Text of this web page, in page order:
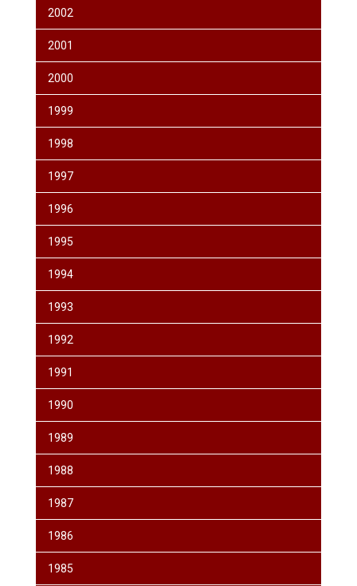
2002
2001
2000
1999
1998
1997
1996
1995
1994
1993
1992
1991
1990
1989
1988
1987
1986
1985